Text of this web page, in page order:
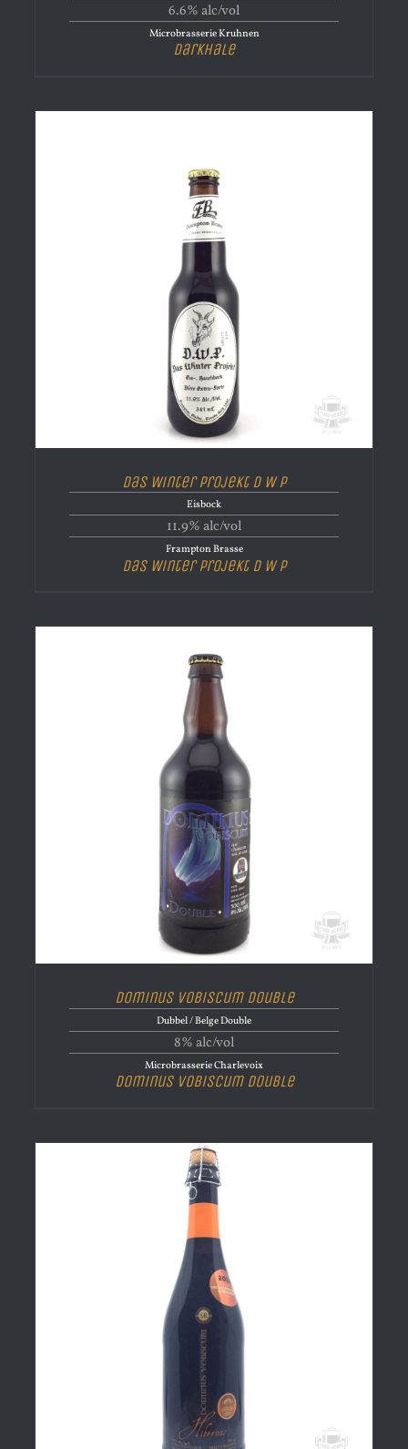
6.6% alc/vol
Microbrasserie Kruhnen
Darkhale
Das Winter Projekt D W P
Eisbock
11.9% alc/vol
Frampton Brasse
Das Winter Projekt D W P
Dominus Vobiscum Double
Dubbel / Belge Double
8% alc/vol
Microbrasserie Charlevoix
Dominus Vobiscum Double